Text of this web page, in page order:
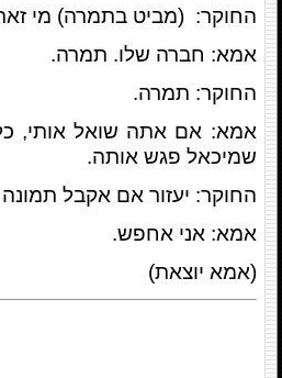
החוקר: (מביט בתמרה) מי
אמא: חברה שלו. תמרה.
החוקר: תמרה.
אמא: אם אתה שואל אותי,
שמיכאל פגש אותה.
החוקר: יעזור אם אקבל
אמא: אני אחפש.
(אמא יוצאת)